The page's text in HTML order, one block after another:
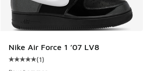
Nike Air Force 1 ’07 LV8
Cote moyenne du client - [5 sur 5
(1)